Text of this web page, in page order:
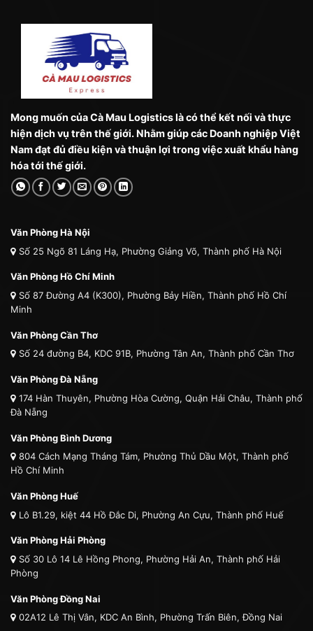
Mong muốn của Cà Mau Logistics là có thể kết nối và thực
hiện dịch vụ trên thế giới. Nhằm giúp các Doanh nghiệp Việt
Nam đạt đủ điều kiện và thuận lợi trong việc xuất khẩu hàng
hóa tới thế giới.
Văn Phòng Hà Nội
Số 25 Ngõ 81 Láng Hạ, Phường Giảng Võ, Thành phố Hà Nội
Văn Phòng Hồ Chí Minh
Số 87 Đường A4 (K300), Phường Bảy Hiền, Thành phố Hồ Chí
Minh
Văn Phòng Cần Thơ
Số 24 đường B4, KDC 91B, Phường Tân An, Thành phố Cần Thơ
Văn Phòng Đà Nẵng
174 Hàn Thuyên, Phường Hòa Cường, Quận Hải Châu, Thành phố
Đà Nẵng
Văn Phòng Bình Dương
804 Cách Mạng Tháng Tám, Phường Thủ Dầu Một, Thành phố
Hồ Chí Minh
Văn Phòng Huế
Lô B1.29, kiệt 44 Hồ Đắc Di, Phường An Cựu, Thành phố Huế
Văn Phòng Hải Phòng
Số 30 Lô 14 Lê Hồng Phong, Phường Hải An, Thành phố Hải
Phòng
Văn Phòng Đồng Nai
02A12 Lê Thị Vân, KDC An Bình, Phường Trấn Biên, Đồng Nai